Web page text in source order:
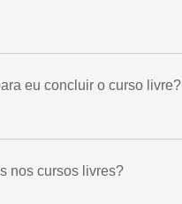
eu concluir o curso livre?
nos cursos livres?